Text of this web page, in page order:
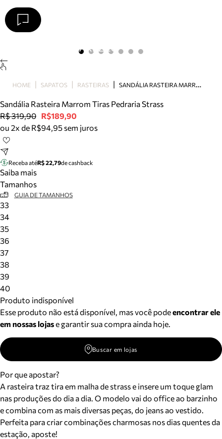
Papete
Scarpin
Mocassim
Bolsa
Tênis
Mule
Rasteira
Precisa de ajuda?
Arezzo
HOME SAPATOS RASTEIRAS S
ANDÁLIA RASTEIRA MARROM TIRAS PEDRARIA STRASS
Sandália Rasteira Marrom Tiras Pedraria Strass
R$ 319,90 R$189,90
ou 2x de R$94,95 sem juros
Receba atéR$ 22,79de cashback
Saiba mais
Tamanhos
GUIA DE TAMANHOS
33
34
35
36
37
38
39
40
Produto indisponível
Esse produto não está disponível, mas você podeencontrar ele
em nossas lojase garantir sua compra ainda hoje.
Buscar em lojas
Por que apostar?
A rasteira traz tira em malha de strass e insere um toque glam
nas produções do dia a dia. O modelo vai do office ao barzinho
e combina com as mais diversas peças, do jeans ao vestido.
Perfeita para criar combinações charmosas nos dias quentes da
estação, aposte!